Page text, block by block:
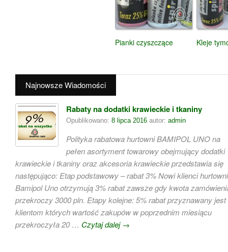
Pianki czyszczące Kleje
Najnowsze Wiadomości
Rabaty na dodatki krawieckie i tkaniny
Opublikowano: 8 lipca 2016 autor: admin
Polityka rabatowa hurtowni BAMIPOL UNO na
pełen asortyment towarowy obejmujący dodatki
krawieckie i tkaniny oraz akcesoria krawieckie przedstawia się
następująco: Etap podstawowy – rabat 3% Nowi klienci hurtowni
Bamipol Uno otrzymują 3% rabat zawsze gdy kwota
przekroczy 3000 pln. Etapy kolejne: 5% rabat przyznawany jest
klientom których wartość zakupów w poprzednim miesiącu
przekroczyła 20 … Czytaj dalej →